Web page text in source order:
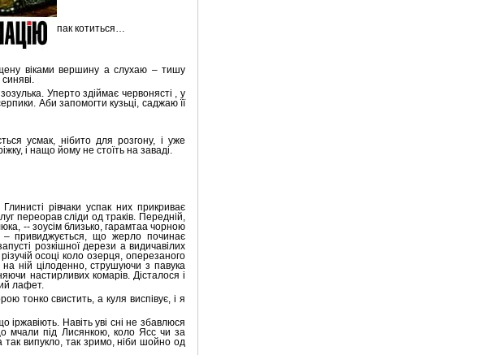
– а бач, успак котиться…
віками вершину а слухаю – тишу
Уперто здіймає червонясті , у
Аби запомогти кузьці, саджаю її
усмак, нібито для розгону, і уже
і нащо йому не стоїть на заваді.
рівчаки успак них прикриває
переорав сліди од траків. Передній,
-- зоусім близько, гарамтаа чорною
– привиджується, що жерло починає
розкішної дерези а видичавілих
осоці коло озерця, оперезаного
ній цілоденно, струшуючи з павука
настирливих комарів. Дісталося і
лафет.
тонко свистить, а куля виспівує, і я
іржавіють. Навіть уві сні не збавлюся
мчали під Лисянкою, коло Ясс чи за
так випукло, так зримо, ніби шойно од